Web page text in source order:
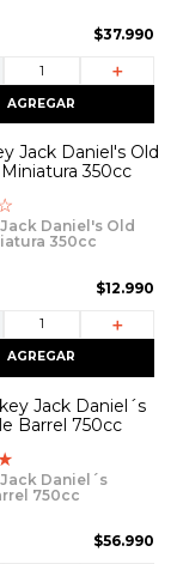
$37.990
＋
AGREGAR
Daniel's Old
350cc
$12.990
＋
AGREGAR
Daniel´s
750cc
$56.990